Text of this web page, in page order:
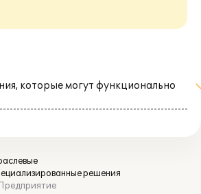
которые могут функционально
решения